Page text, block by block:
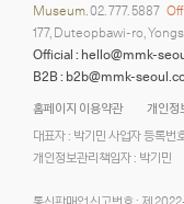
홈페이지 이용약관
개인정
대표자 : 박기민 사업자 등록
개인정보관리책임자 : 박기민
Museum. 02. 777. 5887
177, Duteopbawi-ro,
Official : hello@mmk-
B2B : b2b@mmk-